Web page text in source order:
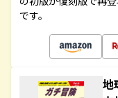
です。
地